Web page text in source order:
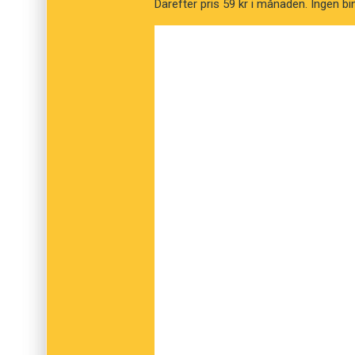
svenska hade varit betydligt skojigare.
Därefter pris 59 kr i månaden. Ingen